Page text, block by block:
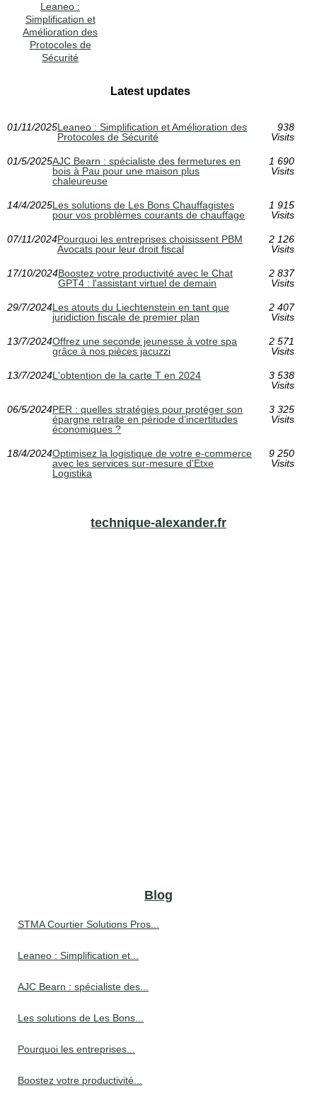
Leaneo :
Simplification et
Amélioration des
Protocoles de
Sécurité
Latest updates
01/11/2025Leaneo : Simplification et Amélioration des
Protocoles de Sécurité
938
Visits
01/5/2025AJC Bearn : spécialiste des fermetures en
bois à Pau pour une maison plus
chaleureuse
1 690
Visits
14/4/2025Les solutions de Les Bons Chauffagistes
pour vos problèmes courants de chauffage
1 915
Visits
07/11/2024Pourquoi les entreprises choisissent PBM
Avocats pour leur droit fiscal
2 126
Visits
17/10/2024Boostez votre productivité avec le Chat
GPT4 : l'assistant virtuel de demain
2 837
Visits
29/7/2024Les atouts du Liechtenstein en tant que
juridiction fiscale de premier plan
2 407
Visits
13/7/2024Offrez une seconde jeunesse à votre spa
grâce à nos pièces jacuzzi
2 571
Visits
13/7/2024L'obtention de la carte T en 2024
3 538
Visits
06/5/2024PER : quelles stratégies pour protéger son
épargne retraite en période d’incertitudes
économiques ?
3 325
Visits
18/4/2024Optimisez la logistique de votre e-commerce
avec les services sur-mesure d'Etxe
Logistika
9 250
Visits
technique-alexander.fr
Blog
STMA Courtier Solutions Pros...
Leaneo : Simplification et...
AJC Bearn : spécialiste des...
Les solutions de Les Bons...
Pourquoi les entreprises...
Boostez votre productivité...